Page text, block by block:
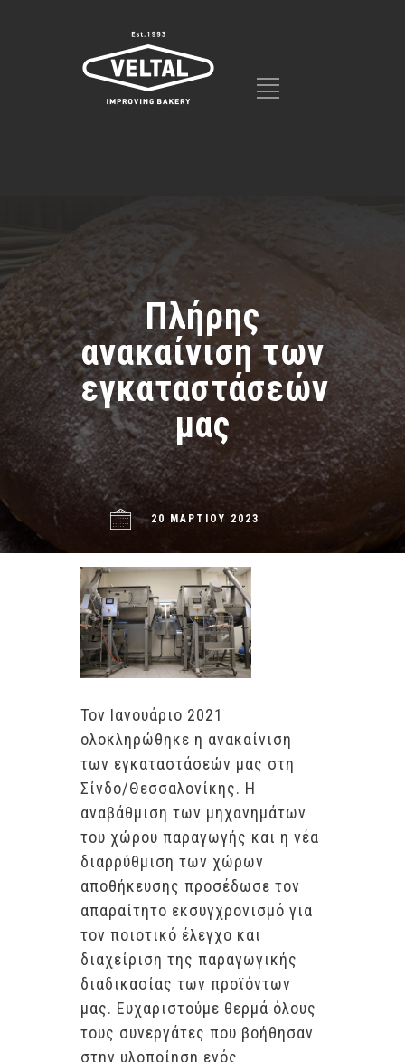
Πλήρης
ανακαίνιση των
εγκαταστάσεών
μας
20 ΜΑΡΤΊΟΥ 2023
Τον Ιανουάριο 2021
ολοκληρώθηκε η ανακαίνιση
των εγκαταστάσεών μας στη
Σίνδο/Θεσσαλονίκης. Η
αναβάθμιση των μηχανημάτων
του χώρου παραγωγής και η νέα
διαρρύθμιση των χώρων
αποθήκευσης προσέδωσε τον
απαραίτητο εκσυγχρονισμό για
τον ποιοτικό έλεγχο και
διαχείριση της παραγωγικής
διαδικασίας των προϊόντων
μας. Ευχαριστούμε θερμά όλους
τους συνεργάτες που βοήθησαν
στην υλοποίηση ενός